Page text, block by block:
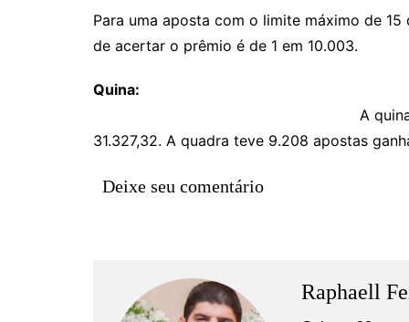
Santa Terezinha de Goiás
Uruana
Para uma aposta com o limite máximo de 15
de acertar o prêmio é de 1 em 10.003.
A
31.327,32. A quadra teve 9.208 apostas
Deixe seu comentário
Raphaell